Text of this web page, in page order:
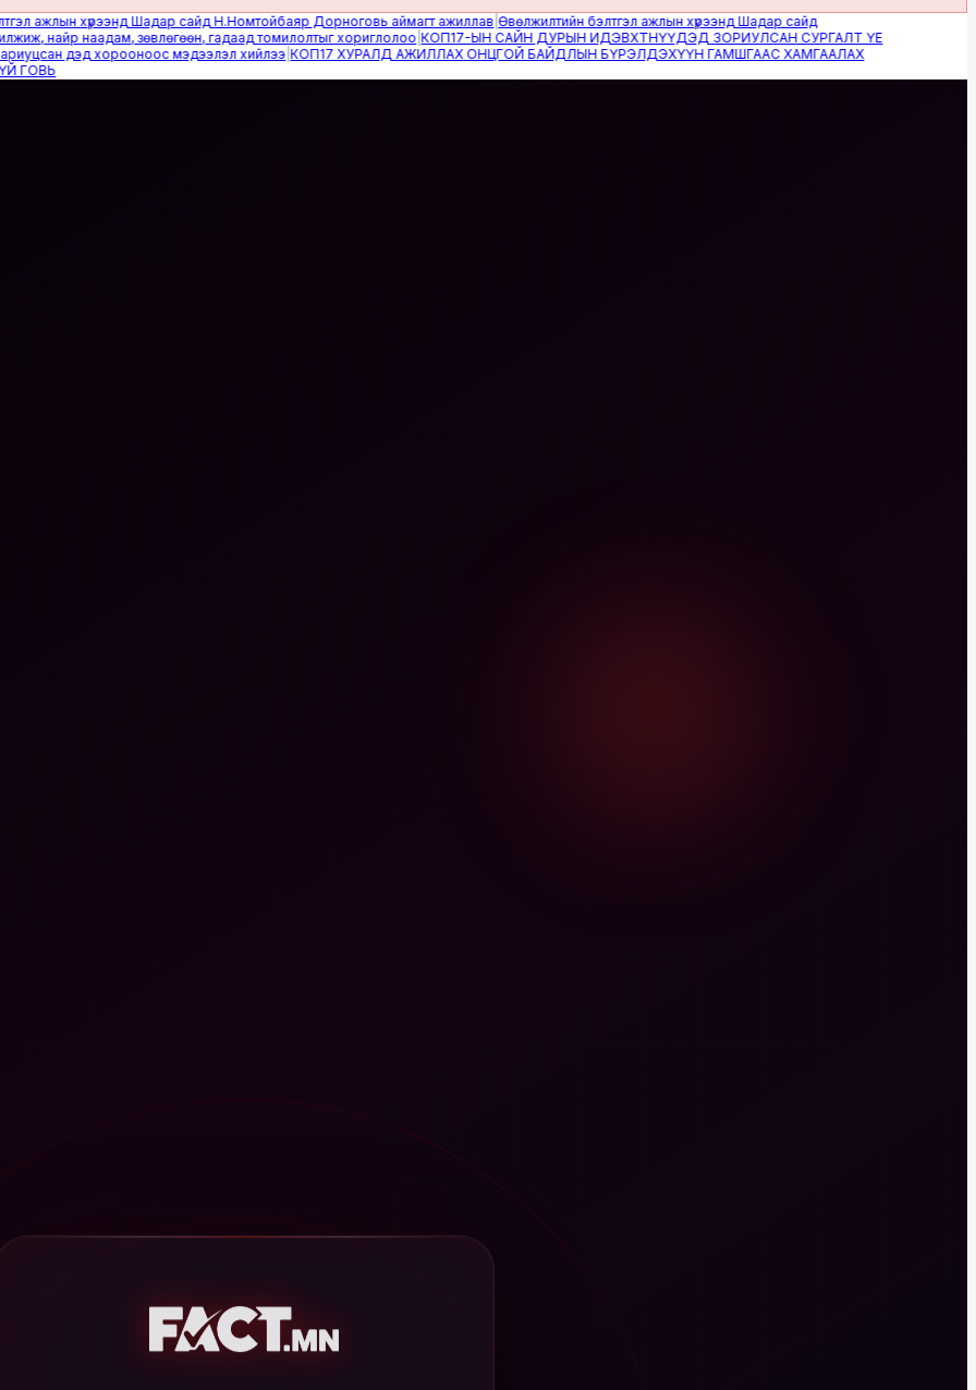
хүрээнд Шадар сайд Н.Номтойбаяр Дорноговь аймагт ажиллав|Өвөлжилтийн бэлтгэл ажлын хүрээнд Шадар сайд
наадам, зөвлөгөөн, гадаад томилолтыг хориглолоо|КОП17-ЫН САЙН ДУРЫН ИДЭВХТНҮҮДЭД ЗОРИУЛСАН СУРГАЛТ ҮЕ
дэд хорооноос мэдээлэл хийлээ|КОП17 ХУРАЛД АЖИЛЛАХ ОНЦГОЙ БАЙДЛЫН БҮРЭЛДЭХҮҮН ГАМШГААС ХАМГААЛАХ